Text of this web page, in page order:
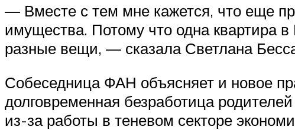
— Вместе с тем мне кажется, что еще
имущества. Потому что одна квартира
разные вещи, — сказала Светлана
Собеседница ФАН объясняет и новое
долговременная безработица
из-за работы в теневом секторе